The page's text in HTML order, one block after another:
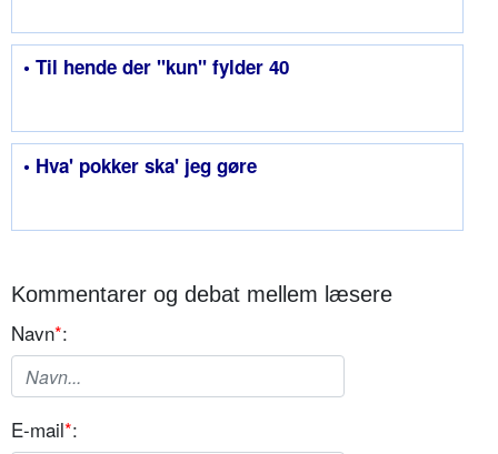
• Til hende der "kun" fylder 40
• Hva' pokker ska' jeg gøre
Kommentarer og debat mellem læsere
Navn*:
E-mail*: